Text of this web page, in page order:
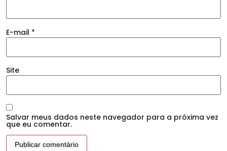
E-mail *
Site
Salvar meus dados neste navegador para a próxima vez
que eu comentar.